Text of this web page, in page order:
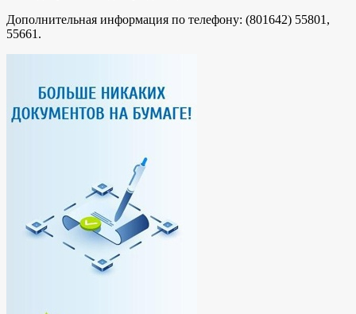
Дополнительная информация по телефону: (801642) 55801,
55661.